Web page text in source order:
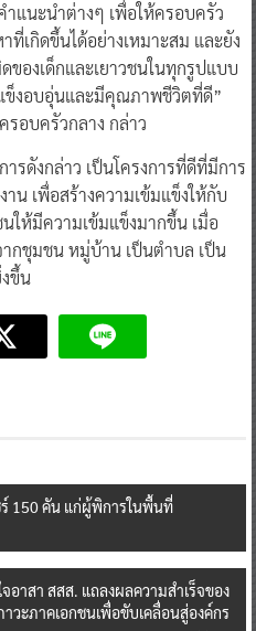
แนะนำต่างๆ เพื่อให้ครอบครัว
เกิดขึ้นได้อย่างเหมาะสม และยัง
ของเด็กและเยาวชนในทุกรูปแบบ
ข็งอบอุ่นและมีคุณภาพชีวิตที่ดี”
อบครัวกลาง กล่าว
ารดังกล่าว เป็นโครงการที่ดีที่มีการ
น เพื่อสร้างความเข้มแข็งให้กับ
ให้มีความเข้มแข็งมากขึ้น เมื่อ
กชุมชน หมู่บ้าน เป็นตำบล เป็น
ขึ้น
150 คัน แก่ผู้พิการในพื้นที่
าสา สสส. แถลงผลความสำเร็จของ
าวะภาคเอกชนเพื่อขับเคลื่อนสู่องค์กร